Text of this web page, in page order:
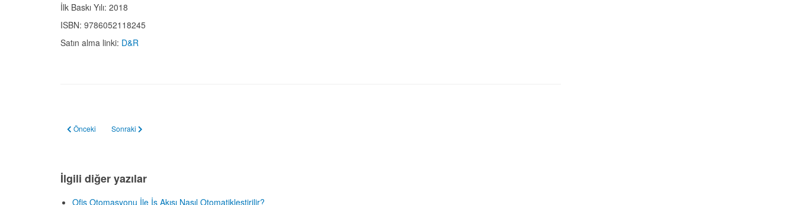
İlk Baskı Yılı: 2018
ISBN: 9786052118245
Satın alma linki: D&R
Önceki makale: İş Otomasyonu: Daha Az Çalışarak Daha Çok Başarın
Önceki Sonraki makale: UiPath Robotik Süreç Otomasyonu Yönetim ve Destek Kılavuzu
Sonraki
İlgili diğer yazılar
Ofis Otomasyonu İle İş Akışı Nasıl Otomatikleştirilir?